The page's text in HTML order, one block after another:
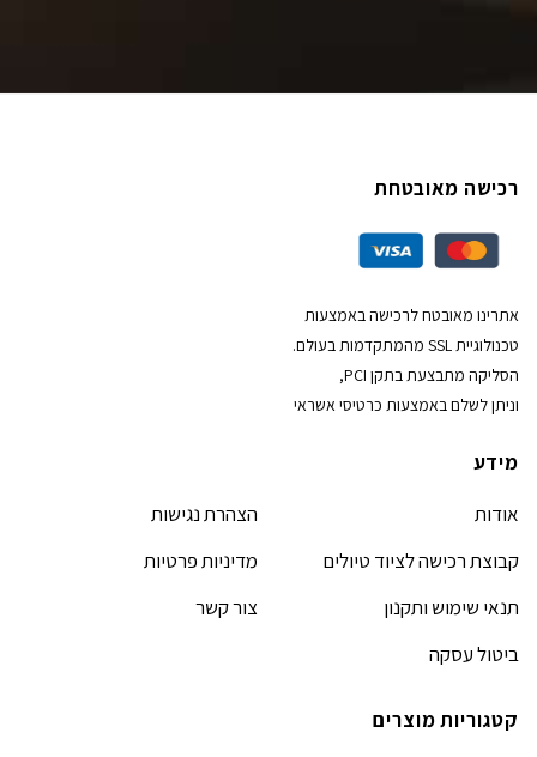
רכישה מאובטחת
אתרינו מאובטח לרכישה באמצעות
טכנולוגיית SSL מהמתקדמות בעולם.
הסליקה מתבצעת בתקן PCI,
וניתן לשלם באמצעות כרטיסי אשראי
מידע
אודות
קבוצת רכישה לציוד טיולים
תנאי שימוש ותקנון
ביטול עסקה
הצהרת נגישות
מדיניות פרטיות
צור קשר
קטגוריות מוצרים